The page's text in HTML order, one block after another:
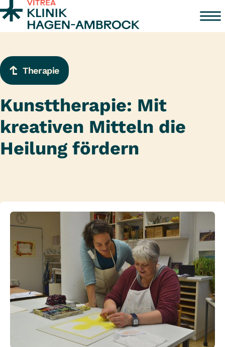
Zum Inhalt springen
Therapie
Kunsttherapie: Mit
kreativen Mitteln die
Heilung fördern